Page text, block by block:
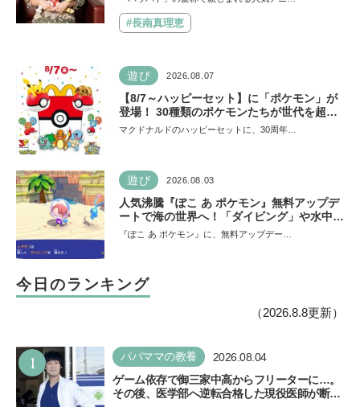
なければ何でもできると子どもに知ってほし
い
#長南真理恵
遊び 2026.08.07
【8/7～ハッピーセット】に「ポケモン」が
登場！ 30種類のポケモンたちが世代を超え
て勢ぞろい
マクドナルドのハッピーセットに、30周年…
遊び 2026.08.03
人気沸騰『ぽこ あ ポケモン』無料アップデ
ートで海の世界へ！「ダイビング」や水中の
街づくりが楽しめる追加コンテンツも登場
『ぽこ あ ポケモン』に、無料アップデー…
今日のランキング
（2026.8.8更新）
1 パパママの教養 2026.08.04
ゲーム依存で御三家中高からフリーターに…。
その後、医学部へ逆転合格した現役医師が断言